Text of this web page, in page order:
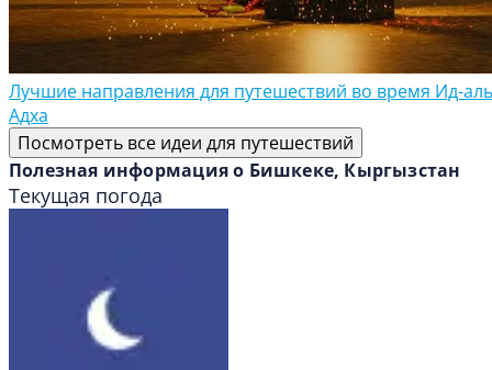
Лучшие направления для путешествий во время Ид-
Адха
Посмотреть все идеи для путешествий
Полезная информация о Бишкеке, Кыргызстан
Текущая погода